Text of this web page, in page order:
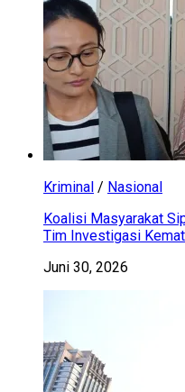
Kriminal / Nasional
Koalisi Masyarakat
Tim Investigasi
Juni 30, 2026